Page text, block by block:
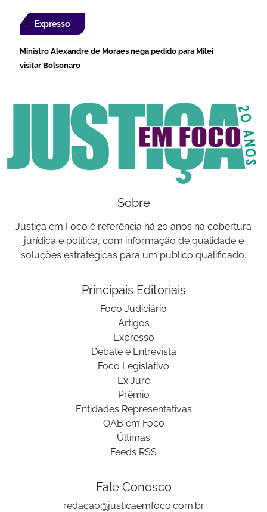
Expresso
Ministro Alexandre de Moraes nega pedido para Milei
visitar Bolsonaro
Sobre
Justiça em Foco é referência há 20 anos na cobertura
jurídica e política, com informação de qualidade e
soluções estratégicas para um público qualificado.
Principais Editoriais
Foco Judiciário
Artigos
Expresso
Debate e Entrevista
Foco Legislativo
Ex Jure
Prêmio
Entidades Representativas
OAB em Foco
Últimas
Feeds RSS
Fale Conosco
redacao@justicaemfoco.com.br